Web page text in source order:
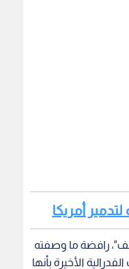
أمريكا
رافضة ما وصفته
الأخيرة بأنها